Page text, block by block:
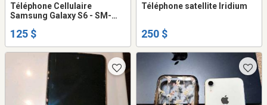
Téléphone Cellulaire
Samsung Galaxy S6 - SM-
125 $
Téléphone satellite Iridium
250 $